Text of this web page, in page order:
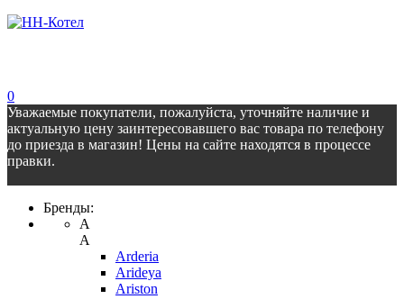
0
Уважаемые покупатели, пожалуйста, уточняйте наличие и
актуальную цену заинтересовавшего вас товара по телефону
до приезда в магазин! Цены на сайте находятся в процессе
правки.
Бренды:
A
A
Arderia
Arideya
Ariston